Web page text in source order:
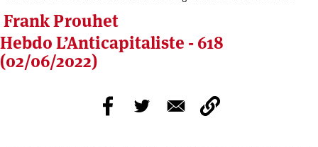
Frank Prouhet
Hebdo L’Anticapitaliste - 618
(02/06/2022)